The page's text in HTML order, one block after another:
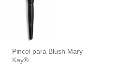
Pincel para Blush Mary
Kay®